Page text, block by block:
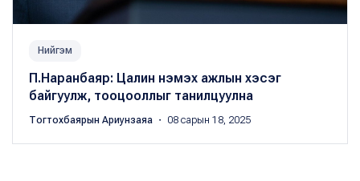
Нийгэм
П.Наранбаяр: Цалин нэмэх ажлын хэсэг
байгуулж, тооцооллыг танилцуулна
Тогтохбаярын Ариунзаяа ・ 08 сарын 18, 2025